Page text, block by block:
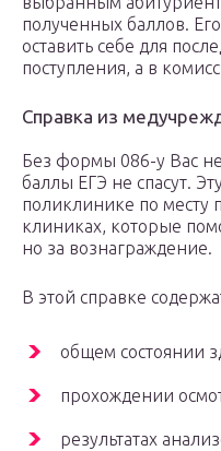
полученных баллов.
оставить себе для
поступления, а в
Справка из
Без формы 086-у Вас
баллы ЕГЭ не спасут.
поликлинике по месту
клиниках, которые
но за вознаграждение.
В этой справке
общем состоянии
прохождении
результатах